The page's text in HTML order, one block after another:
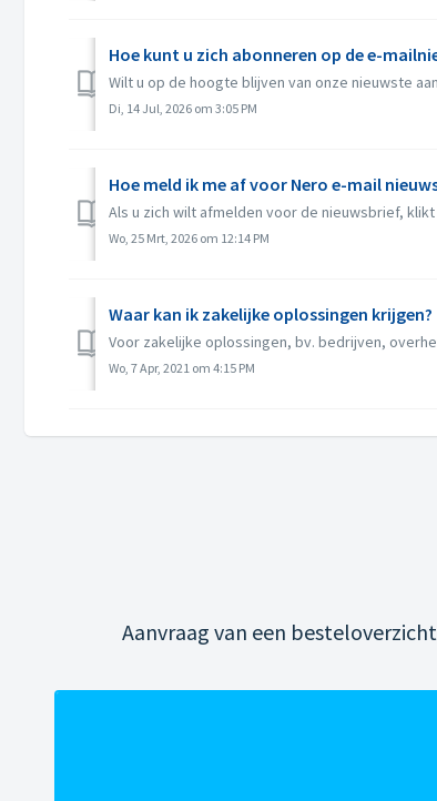
Hoe kunt u zich abonneren op de e-
Wilt u op de hoogte blijven van onze nieuwste
Di, 14 Jul, 2026 om 3:05 PM
Hoe meld ik me af voor Nero e-mail
Als u zich wilt afmelden voor de nieuwsbrief,
Wo, 25 Mrt, 2026 om 12:14 PM
Waar kan ik zakelijke oplossingen krijgen?
Voor zakelijke oplossingen, bv. bedrijven,
Wo, 7 Apr, 2021 om 4:15 PM
Aanvraag van een besteloverzicht